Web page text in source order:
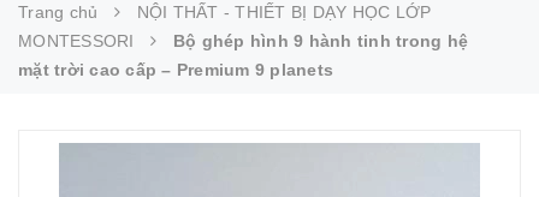
Trang chủ
NỘI THẤT - THIẾT BỊ DẠY HỌC LỚP
MONTESSORI
Bộ ghép hình 9 hành tinh trong hệ
mặt trời cao cấp – Premium 9 planets